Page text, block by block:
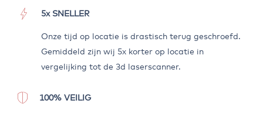
5x SNELLER
Onze tijd op locatie is drastisch terug geschroefd.
Gemiddeld zijn wij 5x korter op locatie in
vergelijking tot de 3d laserscanner.
100% VEILIG